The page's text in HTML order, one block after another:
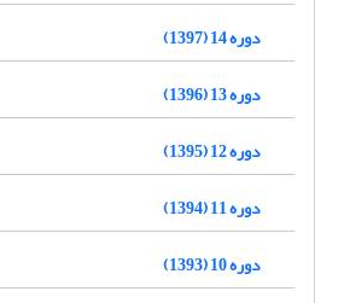
دوره 14 (1397)
دوره 13 (1396)
دوره 12 (1395)
دوره 11 (1394)
دوره 10 (1393)